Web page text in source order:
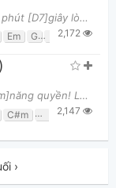
1. Đời [G]tôi luôn đi bên [Em]Chúa hoài Mỗi phút [D7]giây lòng tôi vui [G]mừng Đời tôi luôn đi bê
Em G G/b2,172
Toàn năng [A]thay Chúa, [E/G#]Giê-xu [F#m]năng quyền! Luôn nâng [D]đỡ, dẫn dắt, giúp [Bm]sức con ng
C#m D Dm E
2,147
›